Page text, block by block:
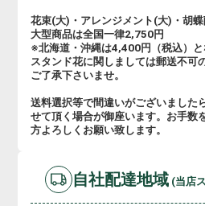
花束(大)・アレンジメント(大)・胡
大型商品は全国一律2,750円
※北海道・沖縄は4,400円（税込）と
スタンド花に関しましては郵送不可
ご了承下さいませ。
送料選択等で間違いがございました
せて頂く場合が御座います。お手数
方よろしくお願い致します。
自社配達地域 (当店